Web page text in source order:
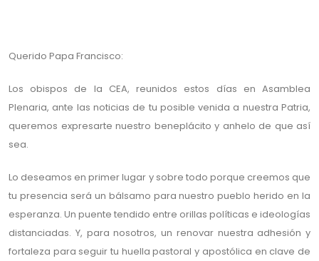
Querido Papa Francisco:
Los obispos de la CEA, reunidos estos días en Asamblea
Plenaria, ante las noticias de tu posible venida a nuestra Patria,
queremos expresarte nuestro beneplácito y anhelo de que así
sea.
Lo deseamos en primer lugar y sobre todo porque creemos que
tu presencia será un bálsamo para nuestro pueblo herido en la
esperanza. Un puente tendido entre orillas políticas e ideologías
distanciadas. Y, para nosotros, un renovar nuestra adhesión y
fortaleza para seguir tu huella pastoral y apostólica en clave de